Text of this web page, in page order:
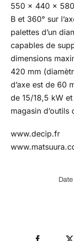
550 x 440 x 580
B et 360° sur
palettes d’un
capables de
dimensions
420 mm
d’axe est de 60
de 15/18,5 kW
magasin
www.decip.fr